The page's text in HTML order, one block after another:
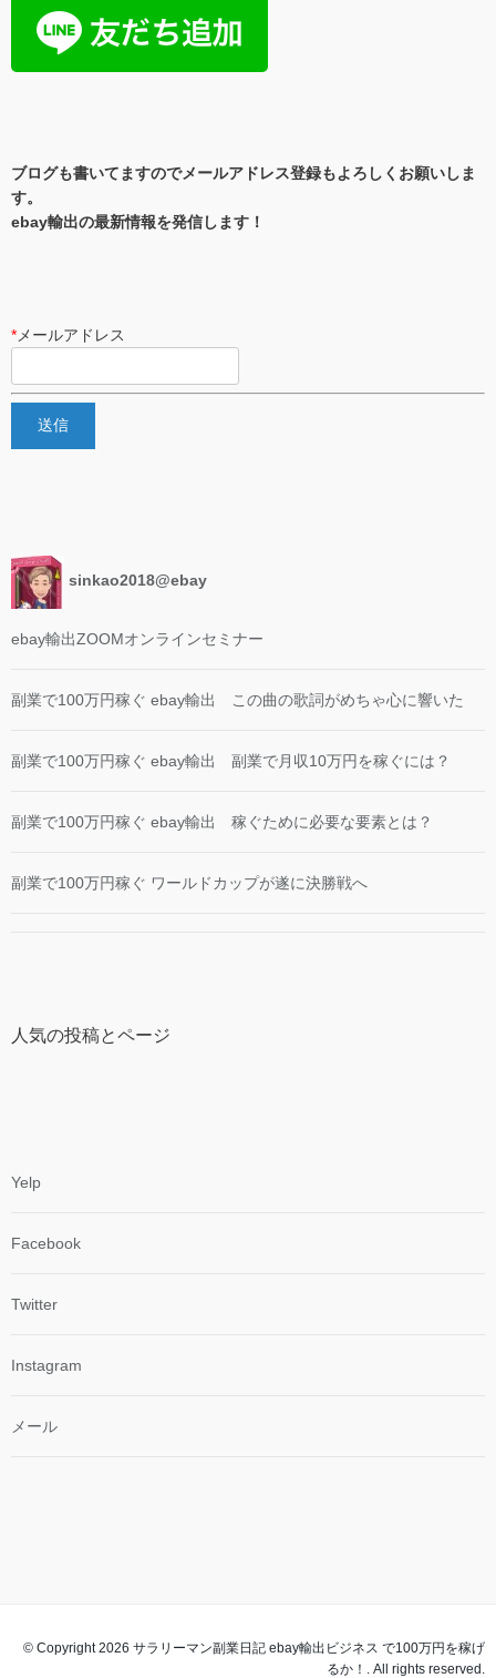
ブログも書いてますのでメールアドレス登録もよろしくお願いしま
す。
ebay輸出の最新情報を発信します！
* メールアドレス
sinkao2018@ebay
ebay輸出ZOOMオンラインセミナー
副業で100万円稼ぐ ebay輸出 この曲の歌詞がめちゃ心に響いた
副業で100万円稼ぐ ebay輸出 副業で月収10万円を稼ぐには？
副業で100万円稼ぐ ebay輸出 稼ぐために必要な要素とは？
副業で100万円稼ぐ ワールドカップが遂に決勝戦へ
人気の投稿とページ
Yelp
Facebook
Twitter
Instagram
メール
© Copyright 2026 サラリーマン副業日記 ebay輸出ビジネス で100万円を稼げ
るか！. All rights reserved.